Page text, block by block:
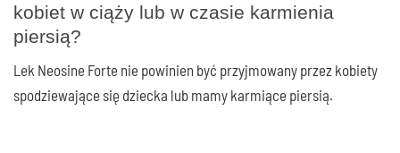
kobiet w ciąży lub w czasie karmienia
piersią?
Lek Neosine Forte nie powinien być przyjmowany przez kobiety
spodziewające się dziecka lub mamy karmiące piersią.